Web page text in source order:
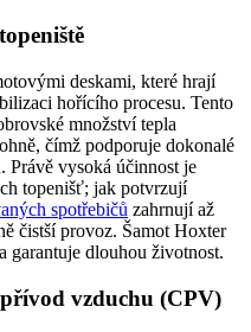
deskami, které hrají
hořícího procesu. Tento
množství tepla
čímž podporuje dokonalé
vysoká účinnost je
topenišť; jak potvrzují
spotřebičů zahrnují až
čistší provoz. Šamot Hoxter
garantuje dlouhou životnost.
vzduchu (CPV)